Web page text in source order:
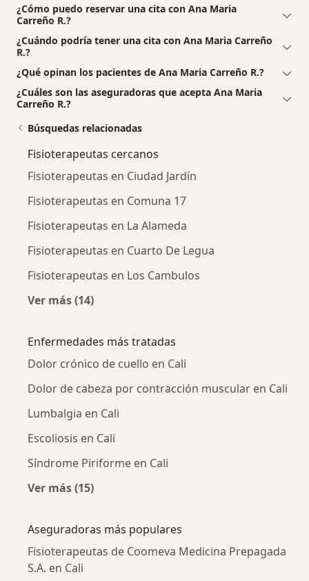
¿Cómo puedo reservar una cita con Ana Maria
Carreño R.?
¿Cuándo podría tener una cita con Ana Maria Carreño
R.?
¿Qué opinan los pacientes de Ana Maria Carreño R.?
¿Cuáles son las aseguradoras que acepta Ana Maria
Carreño R.?
Búsquedas relacionadas
Fisioterapeutas cercanos
Fisioterapeutas en Ciudad Jardín
Fisioterapeutas en Comuna 17
Fisioterapeutas en La Alameda
Fisioterapeutas en Cuarto De Legua
Fisioterapeutas en Los Cambulos
Ver más (14)
Enfermedades más tratadas
Dolor crónico de cuello en Cali
Dolor de cabeza por contracción muscular en Cali
Lumbalgia en Cali
Escoliosis en Cali
Síndrome Piriforme en Cali
Ver más (15)
Aseguradoras más populares
Fisioterapeutas de Coomeva Medicina Prepagada
S.A. en Cali